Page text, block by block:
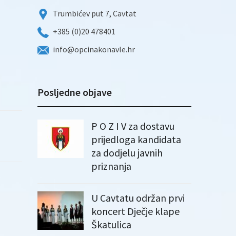
Trumbićev put 7, Cavtat
+385 (0)20 478401
info@opcinakonavle.hr
Posljedne objave
P O Z I V za dostavu
prijedloga kandidata
za dodjelu javnih
priznanja
U Cavtatu održan prvi
koncert Dječje klape
Škatulica